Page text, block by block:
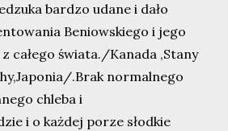
bardzo udane i dało
Beniowskiego i jego
całego świata./Kanada ,Stany
.Brak normalnego
chleba i
i o każdej porze słodkie